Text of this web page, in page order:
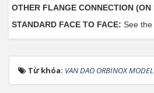
OTHER FLANGE CONNECTION (ON
STANDARD FACE TO FACE: See
Từ khóa: VAN DAO ORBINOX